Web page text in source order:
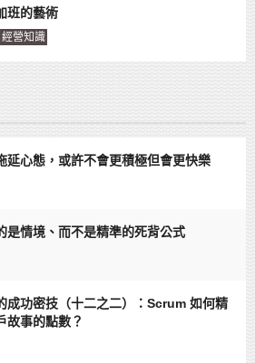
班的藝術
經營知識
延心態，或許不會更積極但會更快樂
是情境、而不是精準的死背公式
成功密技（十二之二）：Scrum 如何精
故事的點數？